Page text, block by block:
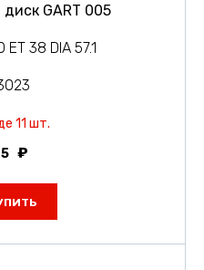
GART 005
38 DIA 57.1
11 шт.